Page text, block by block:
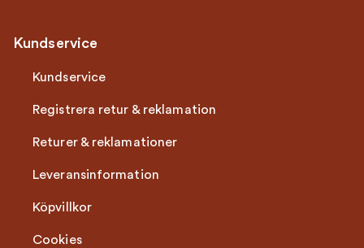
Kundservice
Kundservice
Registrera retur & reklamation
Returer & reklamationer
Leveransinformation
Köpvillkor
Cookies